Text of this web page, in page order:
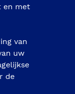
en met
van
uw
de